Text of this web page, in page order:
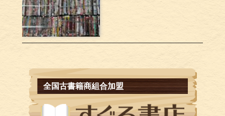
全国古書籍商組合加盟